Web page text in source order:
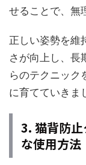
せることで、無
正しい姿勢を維
さが向上し、長
らのテクニック
に育てていきま
3. 猫背防
な使用方法